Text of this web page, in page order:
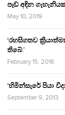
පෑඩ් අඳින
May 10, 2019
‘රහසිගතව
තිබේ.’
February 15, 2016
‘හිමින්සැරේ පියා
September 9, 2013